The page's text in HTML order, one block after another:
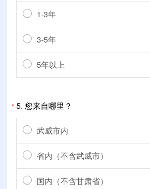
1-3年
3-5年
5年以上
*5. 您来自哪里？
武威市内
省内（不含武威市）
国内（不含甘肃省）